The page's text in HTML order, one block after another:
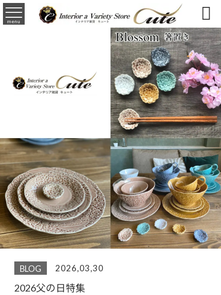
menu 
BLOG 2026,03,30
2026母の日特集
BLOG 2026,06,23
2026敬老の日特集
BLOG 2026,03,30
2026父の日特集